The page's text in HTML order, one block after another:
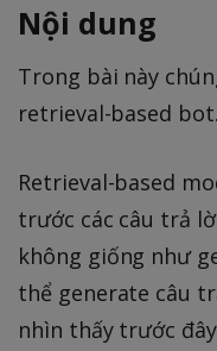
Nội dung
Trong bài này
retrieval-based bot.
Retrieval-based
trước các câu trả
không giống như
thể generate câu
nhìn thấy trước